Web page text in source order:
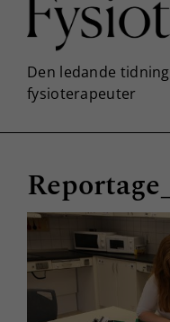
innehållet